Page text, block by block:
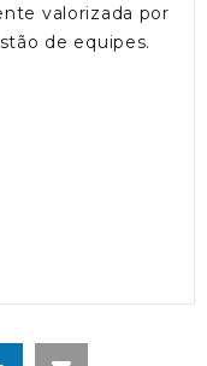
valorizada por
de equipes.